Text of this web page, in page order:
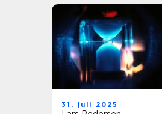
31. juli 2025